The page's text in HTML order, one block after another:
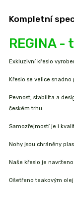
Kompletní
REGINA -
Exkluzivní křeslo
Křeslo se velice snadno
Pevnost, stabilita a
českém trhu.
Samozřejmostí je i
Nohy jsou chráněny
Naše křeslo je
Ošetřeno teakovým